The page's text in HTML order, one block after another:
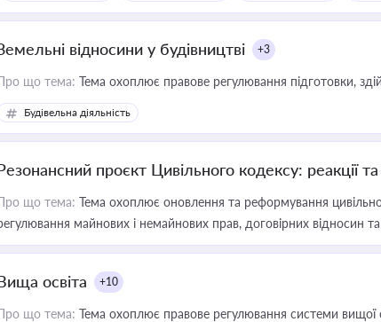
відносини у будівництві +3
що тема: Тема охоплює правове регулювання підготовки,
Будівельна діяльність
проєкт Цивільного кодексу: реакції
що тема: Тема охоплює оновлення та реформування
майнових і немайнових прав, договірних відносин
освіта +10
що тема: Тема охоплює правове регулювання системи вищої